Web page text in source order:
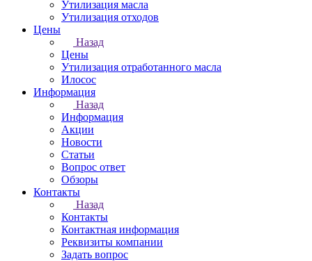
Утилизация масла
Утилизация отходов
Цены
Назад
Цены
Утилизация отработанного масла
Илосос
Информация
Назад
Информация
Акции
Новости
Статьи
Вопрос ответ
Обзоры
Контакты
Назад
Контакты
Контактная информация
Реквизиты компании
Задать вопрос